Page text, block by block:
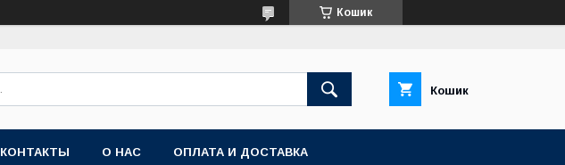
Кошик
Кошик
КОНТАКТЫ О НАС ОПЛАТА И ДОСТАВКА